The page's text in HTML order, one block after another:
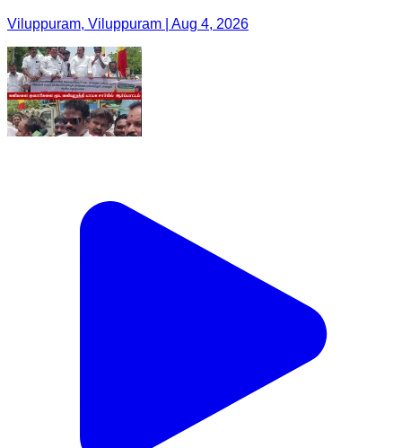
Viluppuram, Viluppuram | Aug 4, 2026